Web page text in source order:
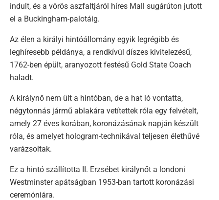
indult, és a vörös aszfaltjáról híres Mall sugárúton jutott
el a Buckingham-palotáig.
Az élen a királyi hintóállomány egyik legrégibb és
leghíresebb példánya, a rendkívül díszes kivitelezésű,
1762-ben épült, aranyozott festésű Gold State Coach
haladt.
A királynő nem ült a hintóban, de a hat ló vontatta,
négytonnás jármű ablakára vetítettek róla egy felvételt,
amely 27 éves korában, koronázásának napján készült
róla, és amelyet hologram-technikával teljesen élethűvé
varázsoltak.
Ez a hintó szállította II. Erzsébet királynőt a londoni
Westminster apátságban 1953-ban tartott koronázási
ceremóniára.